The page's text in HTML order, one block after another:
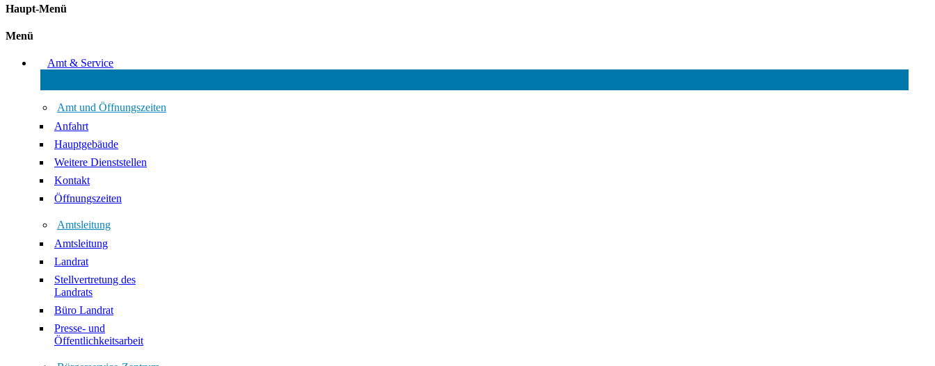
Haupt-Menü
Menü
Amt & Service
Amt und Öffnungszeiten
Anfahrt
Hauptgebäude
Weitere Dienststellen
Kontakt
Öffnungszeiten
Amtsleitung
Amtsleitung
Landrat
Stellvertretung des
Landrats
Büro Landrat
Presse- und
Öffentlichkeitsarbeit